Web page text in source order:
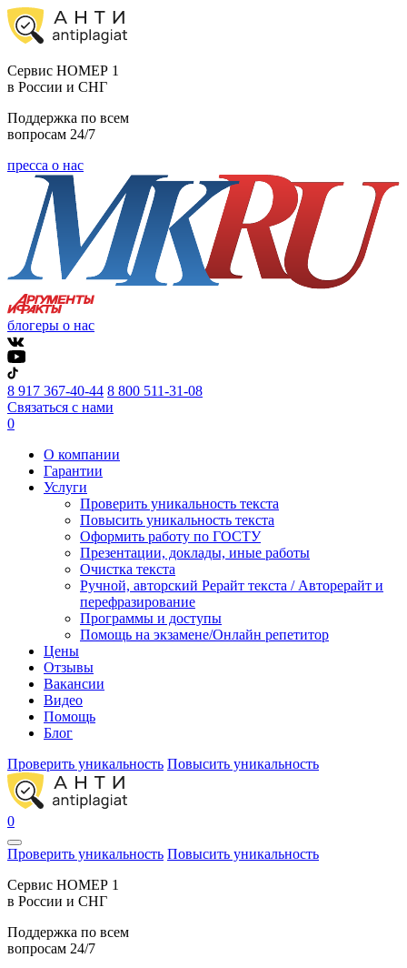
Cервис НОМЕР 1
в России и СНГ
Поддержка по всем
вопросам 24/7
пресса о нас
блогеры о нас
8 917 367-40-44 8 800 511-31-08
Связаться с нами
0
О компании
Гарантии
Услуги
Проверить уникальность текста
Повысить уникальность текста
Оформить работу по ГОСТУ
Презентации, доклады, иные работы
Очистка текста
Ручной, авторский Рерайт текста / Авторерайт и
перефразирование
Программы и доступы
Помощь на экзамене/Онлайн репетитор
Цены
Отзывы
Вакансии
Видео
Помощь
Блог
Проверить уникальность Повысить уникальность
0
Проверить уникальность Повысить уникальность
Cервис НОМЕР 1
в России и СНГ
Поддержка по всем
вопросам 24/7